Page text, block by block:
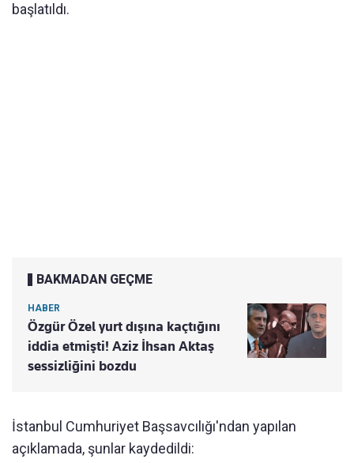
başlatıldı.
BAKMADAN GEÇME
HABER
Özgür Özel yurt dışına kaçtığını
iddia etmişti! Aziz İhsan Aktaş
sessizliğini bozdu
İstanbul Cumhuriyet Başsavcılığı'ndan yapılan
açıklamada, şunlar kaydedildi: